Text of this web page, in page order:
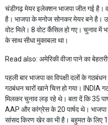
चंडीगढ़ मेयर इलेक्शन भाजपा जीत गई है।
है। भाजपा के मनोज सोनकर मेयर बने है।
वोट मिले। 8 वोट कैंसिल हो गए। चुनाव में
के साथ सीधा मुकाबला था।
Read also: अमेरिकी वीजा पाने का
पहली बार भाजपा का विपक्षी दलों के
गठबंधन चारों खाने चित्त हो गया।
मिलकर चुनाव लड़ रहे थे। बता दें कि 35
AAP और कांग्रेस के 20 पार्षद थे। भाजपा
सांसद किरण खेर का भी है। बहुमत के लिए